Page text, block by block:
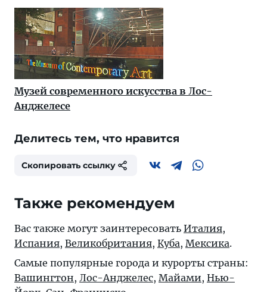
Музей современного искусства в Лос-
Анджелесе
Делитесь тем, что нравится
Скопировать ссылку
Также рекомендуем
Вас также могут заинтересовать Италия,
Испания, Великобритания, Куба, Мексика.
Самые популярные города и курорты страны:
Вашингтон, Лос-Анджелес, Майами, Нью-